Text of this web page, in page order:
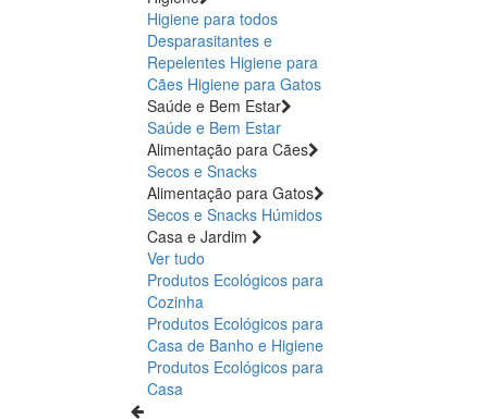
Higiene para todos
Desparasitantes e
Repelentes Higiene para
Cães Higiene para Gatos
Saúde e Bem Estar
Saúde e Bem Estar
Alimentação para Cães
Secos e Snacks
Alimentação para Gatos
Secos e Snacks Húmidos
Casa e Jardim
Ver tudo
Produtos Ecológicos para
Cozinha
Produtos Ecológicos para
Casa de Banho e Higiene
Produtos Ecológicos para
Casa